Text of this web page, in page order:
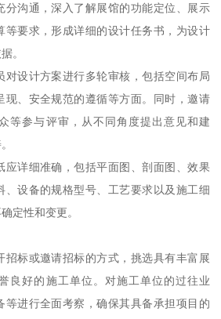
分沟通，深入了解展馆的功能定位、展示
等要求，形成详细的设计任务书，为设计
。
对设计方案进行多轮审核，包括空间布局
现、安全规范的遵循等方面。同时，邀请
等参与评审，从不同角度提出意见和建
应详细准确，包括平面图、剖面图、效果
、设备的规格型号、工艺要求以及施工细
定性和变更。
招标或邀请招标的方式，挑选具有丰富展
良好的施工单位。对施工单位的过往业
等进行全面考察，确保其具备承担项目的